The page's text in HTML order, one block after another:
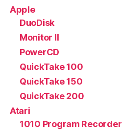
Apple
DuoDisk
Monitor II
PowerCD
QuickTake 100
QuickTake 150
QuickTake 200
Atari
1010 Program Recorder